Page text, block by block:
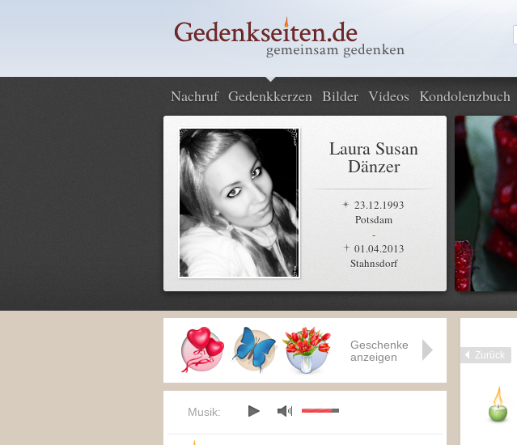
Nachruf Gedenkkerzen Bilder Videos Kondolenzbuch
Laura Susan
Dänzer
23.12.1993
Potsdam
-
01.04.2013
Stahnsdorf
Zurück
Geschenke
anzeigen
Musik: